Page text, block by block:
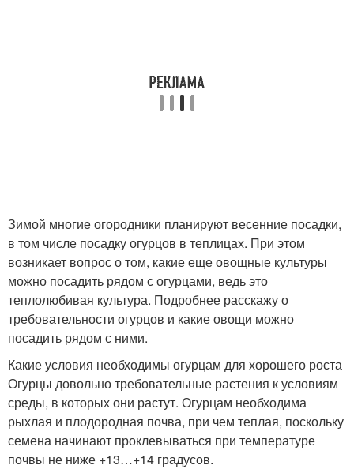
Зимой многие огородники планируют весенние посадки,
в том числе посадку огурцов в теплицах. При этом
возникает вопрос о том, какие еще овощные культуры
можно посадить рядом с огурцами, ведь это
теплолюбивая культура. Подробнее расскажу о
требовательности огурцов и какие овощи можно
посадить рядом с ними.
Какие условия необходимы огурцам для хорошего роста
Огурцы довольно требовательные растения к условиям
среды, в которых они растут. Огурцам необходима
рыхлая и плодородная почва, при чем теплая, поскольку
семена начинают проклевываться при температуре
почвы не ниже +13…+14 градусов.